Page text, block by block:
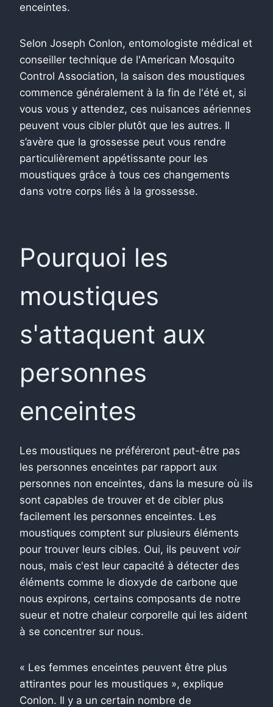
enceintes.
Selon Joseph Conlon, entomologiste médical et
conseiller technique de l'American Mosquito
Control Association, la saison des moustiques
commence généralement à la fin de l'été et, si
vous vous y attendez, ces nuisances aériennes
peuvent vous cibler plutôt que les autres. Il
s’avère que la grossesse peut vous rendre
particulièrement appétissante pour les
moustiques grâce à tous ces changements
dans votre corps liés à la grossesse.
Pourquoi les
moustiques
s'attaquent aux
personnes
enceintes
Les moustiques ne préféreront peut-être pas
les personnes enceintes par rapport aux
personnes non enceintes, dans la mesure où ils
sont capables de trouver et de cibler plus
facilement les personnes enceintes. Les
moustiques comptent sur plusieurs éléments
pour trouver leurs cibles. Oui, ils peuvent voir
nous, mais c'est leur capacité à détecter des
éléments comme le dioxyde de carbone que
nous expirons, certains composants de notre
sueur et notre chaleur corporelle qui les aident
à se concentrer sur nous.
« Les femmes enceintes peuvent être plus
attirantes pour les moustiques », explique
Conlon. Il y a un certain nombre de